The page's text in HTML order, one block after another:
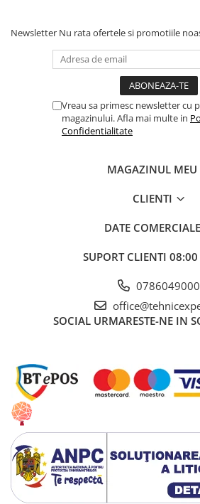
Newsletter Nu rata ofertele si promotiile
Vreau sa primesc newsletter cu
magazinului. Afla mai multe in
Confidentialitate
MAGAZINUL MEU
CLIENTI
DATE COMERCIALE
SUPORT CLIENTI
0786049000
SOCIAL URMARESTE-NE IN